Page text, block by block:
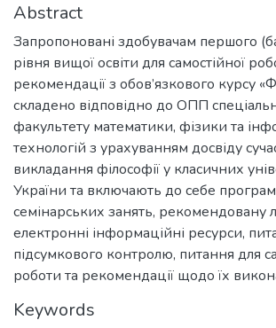
Abstract
Запропоновані здобувачам першого
рівня вищої освіти для самостійної
рекомендації з обов’язкового курсу
складено відповідно до ОПП
факультету математики, фізики та
технологій з урахуванням досвіду
викладання філософії у класичних
України та включають до себе
семінарських занять, рекомендовану
електронні інформаційні ресурси,
підсумкового контролю, питання для
роботи та рекомендації щодо їх
Keywords